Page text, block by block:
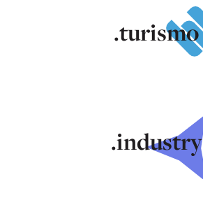
.turismo
.industry